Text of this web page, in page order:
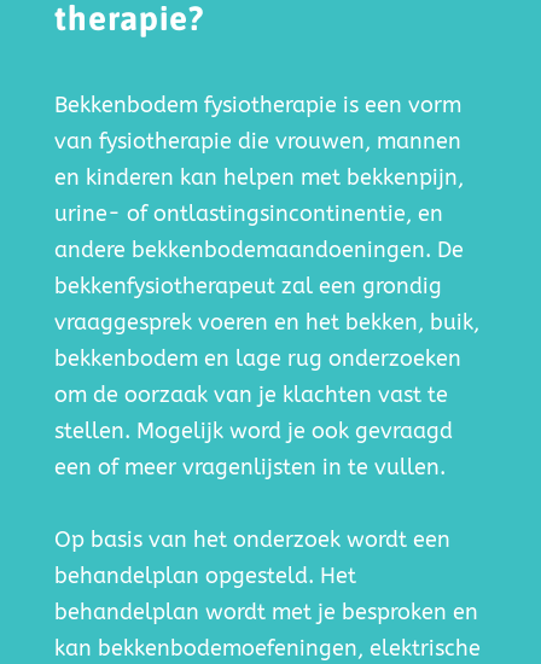
therapie?
Bekkenbodem fysiotherapie is een vorm
van fysiotherapie die vrouwen, mannen
en kinderen kan helpen met bekkenpijn,
urine- of ontlastingsincontinentie, en
andere bekkenbodemaandoeningen. De
bekkenfysiotherapeut zal een grondig
vraaggesprek voeren en het bekken, buik,
bekkenbodem en lage rug onderzoeken
om de oorzaak van je klachten vast te
stellen. Mogelijk word je ook gevraagd
een of meer vragenlijsten in te vullen.
Op basis van het onderzoek wordt een
behandelplan opgesteld. Het
behandelplan wordt met je besproken en
kan bekkenbodemoefeningen, elektrische